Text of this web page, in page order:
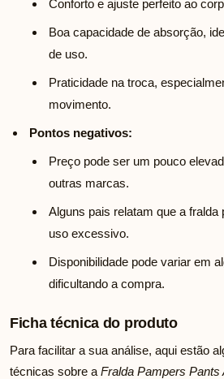
Conforto e ajuste perfeito ao
Boa capacidade de absorção,
de uso.
Praticidade na troca,
movimento.
Pontos negativos:
Preço pode ser um pouco
outras marcas.
Alguns pais relatam que a
uso excessivo.
Disponibilidade pode variar em
dificultando a compra.
Ficha técnica do produto
Para facilitar a sua análise, aqui estão
técnicas sobre a Fralda Pampers Pants